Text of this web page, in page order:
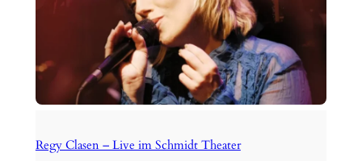
Regy Clasen – Live im Schmidt Theater